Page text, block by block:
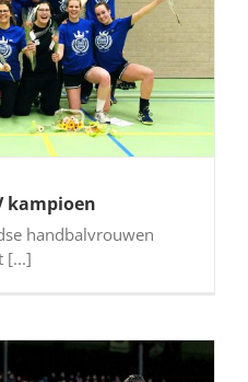
kampioen
handbalvrouwen
[...]